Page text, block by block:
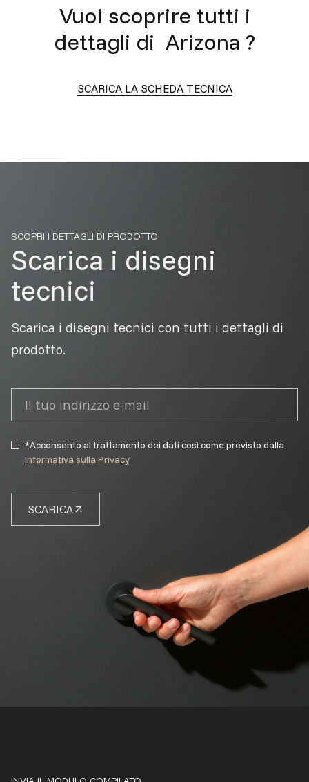
Vuoi scoprire tutti i
dettagli di Arizona ?
SCARICA LA SCHEDA TECNICA
SCOPRI I DETTAGLI DI PRODOTTO
Scarica i disegni
tecnici
Scarica i disegni tecnici con tutti i dettagli di
prodotto.
SCARICA
*Acconsento al trattamento dei dati così come previsto dalla
Informativa sulla Privacy.